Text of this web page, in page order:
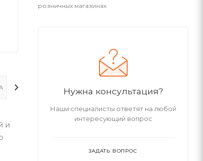
ДОПОЛНИТЕЛЬНО
и
розничных магазинах
Нужна консультация?
Наши специалисты ответят на любой
интересующий вопрос
ЗАДАТЬ ВОПРОС